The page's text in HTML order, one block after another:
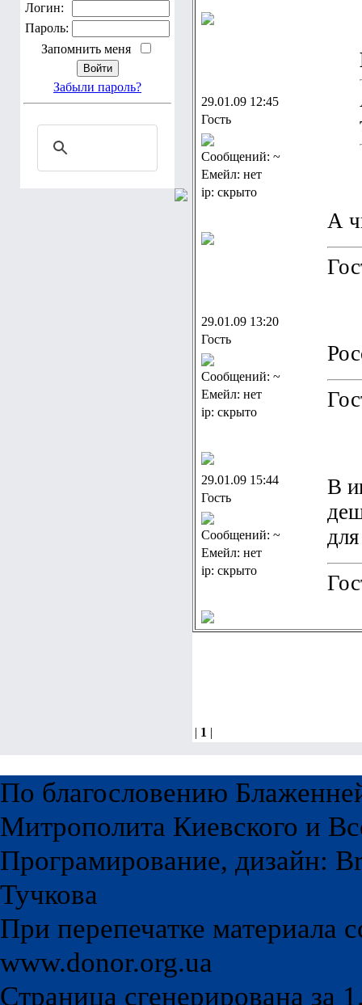
Логин:
Пароль:
Запомнить меня
Забыли пароль?
29.01.09 12:45
Гость
Сообщений: ~
Емейл: нет
ip: скрыто
А
29.01.09 13:20
Гость
Сообщений: ~
Емейл: нет
ip: скрыто
29.01.09 15:44
Гость
Сообщений: ~
Емейл: нет
ip: скрыто
В
| 1 |
По благословению
Митрополита Киевского и
Програмирование, дизайн:
Тучкова
При перепечатке материала
www.donor.org.ua
Страница сгенерирована за